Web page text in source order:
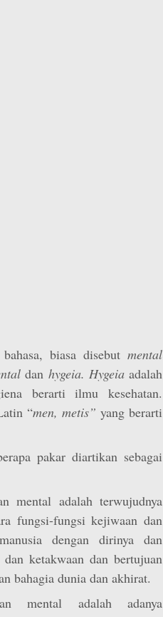
biasa disebut mental
dan hygeia. Hygeiaadalah
berarti ilmu kesehatan.
“men, metis” yang berarti
pakar diartikan sebagai
mental adalah terwujudnya
fungsi-fungsi kejiwaan dan
dengan dirinya dan
ketakwaan dan bertujuan
bahagia dunia dan akhirat.
mental adalah adanya